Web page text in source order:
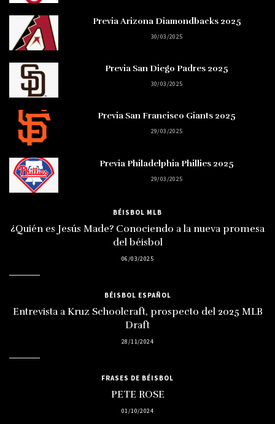
Previa Arizona Diamondbacks 2025
30/03/2025
Previa San Diego Padres 2025
30/03/2025
Previa San Francisco Giants 2025
29/03/2025
Previa Philadelphia Phillies 2025
29/03/2025
BÉISBOL MLB
¿Quién es Jesús Made? Conociendo a la nueva promesa
del béisbol
06/03/2025
BÉISBOL ESPAÑOL
Entrevista a Kruz Schoolcraft, prospecto del 2025 MLB
Draft
28/11/2024
FRASES DE BÉISBOL
PETE ROSE
01/10/2024